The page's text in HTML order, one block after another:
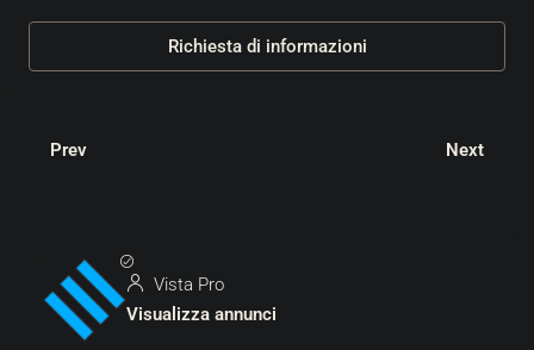
Richiesta di informazioni
Prev Next
Vista Pro
Visualizza annunci